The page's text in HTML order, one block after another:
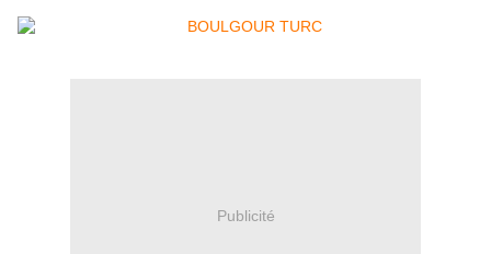
Publicité